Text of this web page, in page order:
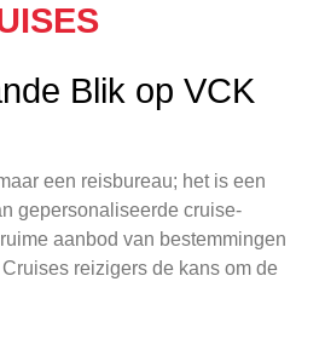
Blik op VCK
een reisbureau; het is een
gepersonaliseerde cruise-
aanbod van bestemmingen
reizigers de kans om de